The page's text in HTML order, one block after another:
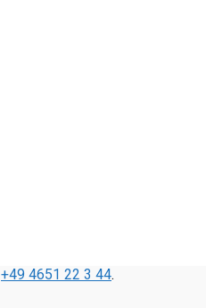
+49 4651 22 3 44.